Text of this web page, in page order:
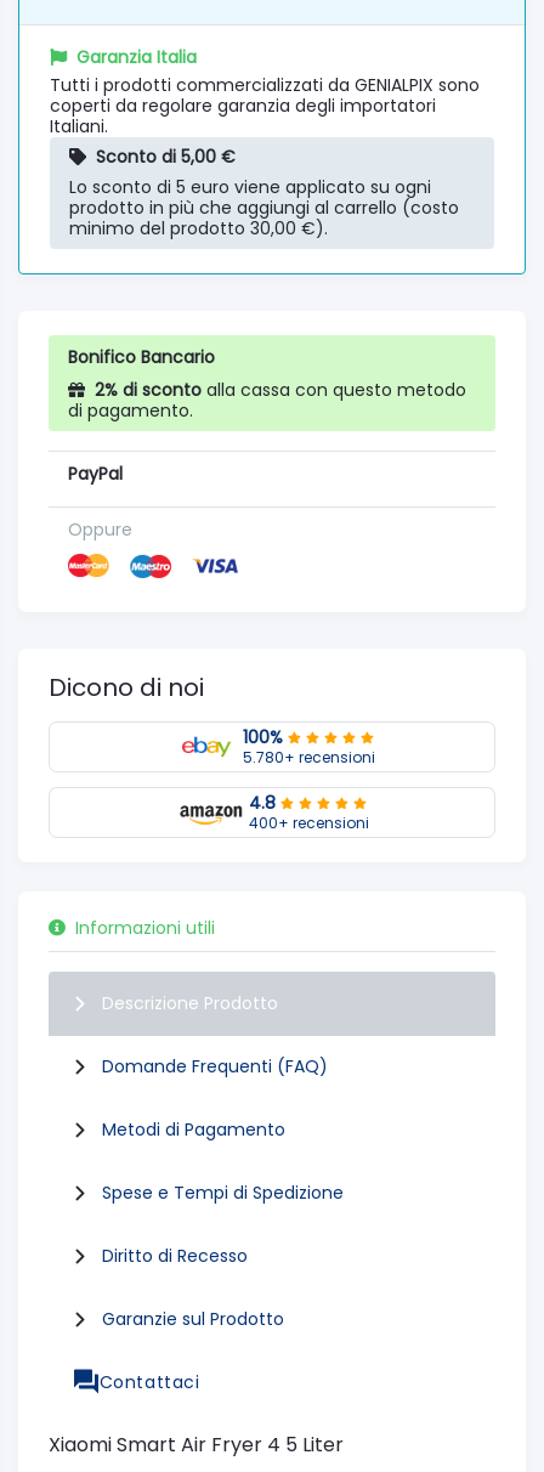
Garanzia Italia
Tutti i prodotti commercializzati da GENIALPIX sono
coperti da regolare garanzia degli importatori
Italiani.
Sconto di 5,00 €
Lo sconto di 5 euro viene applicato su ogni
prodotto in più che aggiungi al carrello (costo
minimo del prodotto 30,00 €).
Bonifico Bancario
2% di sconto alla cassa con questo metodo
di pagamento.
PayPal
Oppure
Dicono di noi
100%
5.780+ recensioni
4.8
400+ recensioni
Informazioni utili
Descrizione Prodotto
Domande Frequenti (FAQ)
Metodi di Pagamento
Spese e Tempi di Spedizione
Diritto di Recesso
Garanzie sul Prodotto
Contattaci
Xiaomi Smart Air Fryer 4 5 Liter